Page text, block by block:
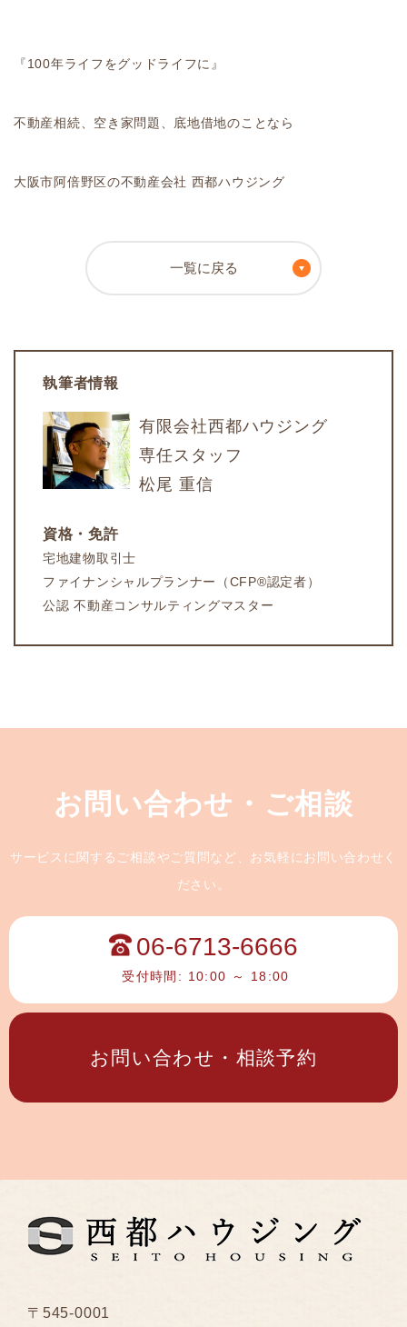
『100年ライフをグッドライフに』
不動産相続、空き家問題、底地借地のことなら
大阪市阿倍野区の不動産会社 西都ハウジング
一覧に戻る
執筆者情報
有限会社西都ハウジング
専任スタッフ
松尾 重信
資格・免許
宅地建物取引士
ファイナンシャルプランナー（CFP®認定者）
公認 不動産コンサルティングマスター
お問い合わせ・ご相談
サービスに関するご相談やご質問など、お気軽にお問い合わせく
ださい。
06-6713-6666
受付時間: 10:00 ～ 18:00
お問い合わせ・相談予約
〒545-0001